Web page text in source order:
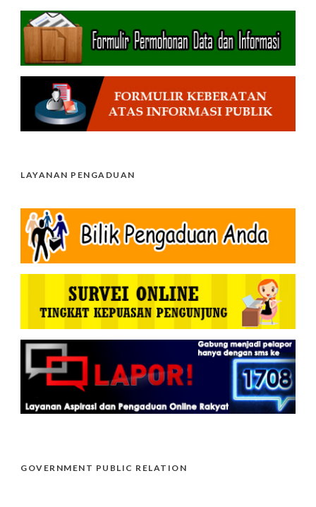
LAYANAN PENGADUAN
GOVERNMENT PUBLIC RELATION